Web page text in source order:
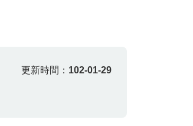
更新時間： 102-01-29